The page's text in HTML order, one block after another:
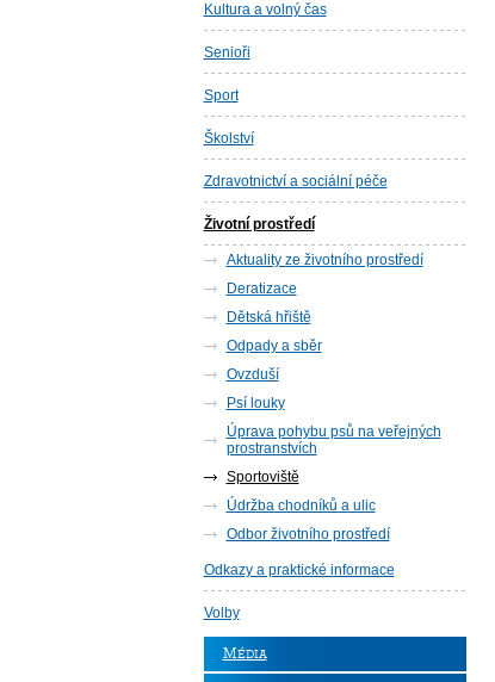
Kultura a volný čas
Senioři
Sport
Školství
Zdravotnictví a sociální péče
Životní prostředí
Aktuality ze životního prostředí
Deratizace
Dětská hřiště
Odpady a sběr
Ovzduší
Psí louky
Úprava pohybu psů na veřejných
prostranstvích
Sportoviště
Údržba chodníků a ulic
Odbor životního prostředí
Odkazy a praktické informace
Volby
Média